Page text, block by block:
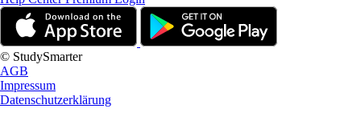
© StudySmarter
AGB
Impressum
Datenschutzerklärung